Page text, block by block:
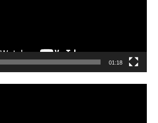
01:18